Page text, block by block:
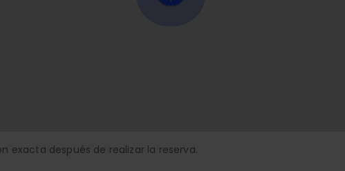
exacta después de realizar la reserva.